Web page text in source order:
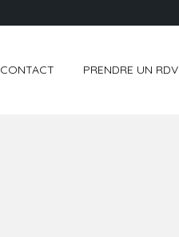
CONTACT PRENDRE UN RDV